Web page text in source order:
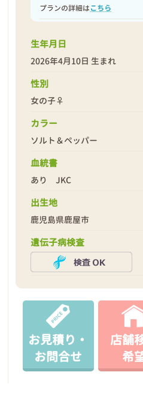
❮
プランの詳細はこちら
生年月日
2026年4月10日 生まれ
性別
女の子♀
カラー
ソルト＆ペッパー
血統書
あり JKC
出生地
鹿児島県鹿屋市
遺伝子病検査
お見積り・
お問合せ
店舗
希